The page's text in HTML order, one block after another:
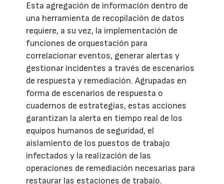
Esta agregación de información dentro de
una herramienta de recopilación de datos
requiere, a su vez, la implementación de
funciones de orquestación para
correlacionar eventos, generar alertas y
gestionar incidentes a través de escenarios
de respuesta y remediación. Agrupadas en
forma de escenarios de respuesta o
cuadernos de estrategias, estas acciones
garantizan la alerta en tiempo real de los
equipos humanos de seguridad, el
aislamiento de los puestos de trabajo
infectados y la realización de las
operaciones de remediación necesarias para
restaurar las estaciones de trabajo.